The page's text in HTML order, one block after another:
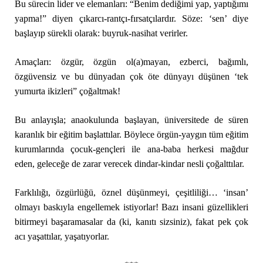
Bu sürecin lider ve elemanları: “Benim dediğimi yap, yaptığımı
yapma!” diyen çıkarcı-rantçı-fırsatçılardır. Söze: ‘sen’ diye
başlayıp sürekli olarak: buyruk-nasihat verirler.
Amaçları: özgür, özgün ol(a)mayan, ezberci, bağımlı,
özgüvensiz ve bu dünyadan çok öte dünyayı düşünen ‘tek
yumurta ikizleri” çoğaltmak!
Bu anlayışla; anaokulunda başlayan, üniversitede de süren
karanlık bir eğitim başlattılar. Böylece örgün-yaygın tüm eğitim
kurumlarında çocuk-gençleri ile ana-baba herkesi mağdur
eden, geleceğe de zarar verecek dindar-kindar nesli çoğalttılar.
Farklılığı, özgürlüğü, öznel düşünmeyi, çeşitliliği… ‘insan’
olmayı baskıyla engellemek istiyorlar! Bazı insani güzellikleri
bitirmeyi başaramasalar da (ki, kanıtı sizsiniz), fakat pek çok
acı yaşattılar, yaşatıyorlar.